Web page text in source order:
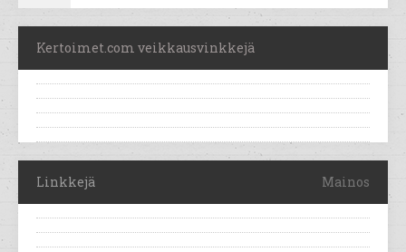
Kertoimet.com veikkausvinkkejä
Linkkejä Mainos